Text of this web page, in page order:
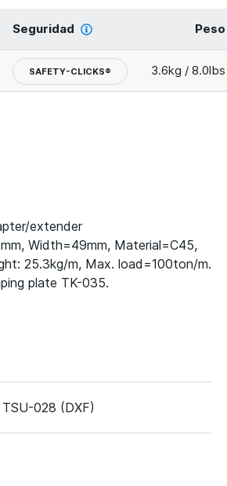
Seguridad Peso
SAFETY-CLICKS® 3.6kg / 8.0lbs
extender
Width=49mm, Material=C45,
25.3kg/m, Max. load=100ton/m.
plate TK-035.
028 (DXF)